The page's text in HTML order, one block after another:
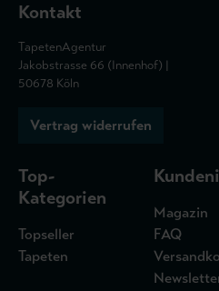
Kontakt
TapetenAgentur
Jakobstrasse 66 (Innenhof) |
50678 Köln
Vertrag widerrufen
Top-
Kategorien
Topseller
Tapeten
Magazin
FAQ